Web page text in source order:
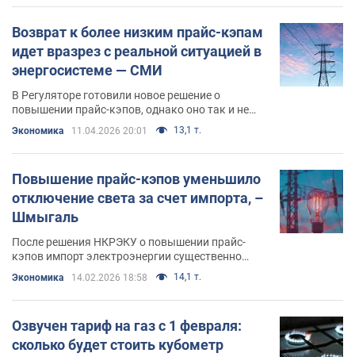
Возврат к более низким прайс-кэпам
идет вразрез с реальной ситуацией в
энергосистеме — СМИ
В Регуляторе готовили новое решение о
повышении прайс-кэпов, однако оно так и не
было вынесено на рассмотрение
Экономика 11.04.2026 20:01 13,1 т.
Повышение прайс-кэпов уменьшило
отключение света за счет импорта, –
Шмыгаль
После решения НКРЭКУ о повышении прайс-
кэпов импорт электроэнергии существенно
Экономика 14.02.2026 18:58 14,1 т.
Озвучен тариф на газ с 1 февраля:
сколько будет стоить кубометр